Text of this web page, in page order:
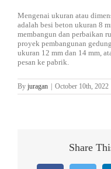
Mengenai ukuran atau
adalah besi beton ukuran 8
membangun dan perbaikan
proyek pembangunan
ukuran 12 mm dan 14 mm,
pesan ke pabrik.
By juragan October 10th, 2022
Share